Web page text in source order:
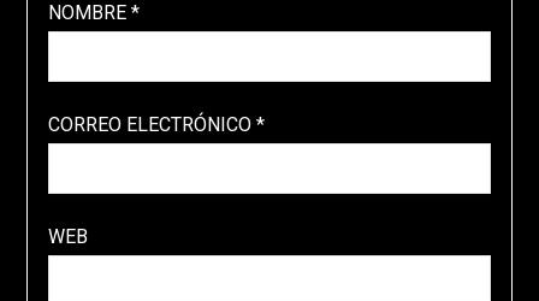
NOMBRE *
CORREO ELECTRÓNICO *
WEB